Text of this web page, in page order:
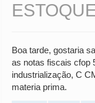
Boa tarde, gostaria
as notas fiscais cfop
industrialização, C
materia prima.